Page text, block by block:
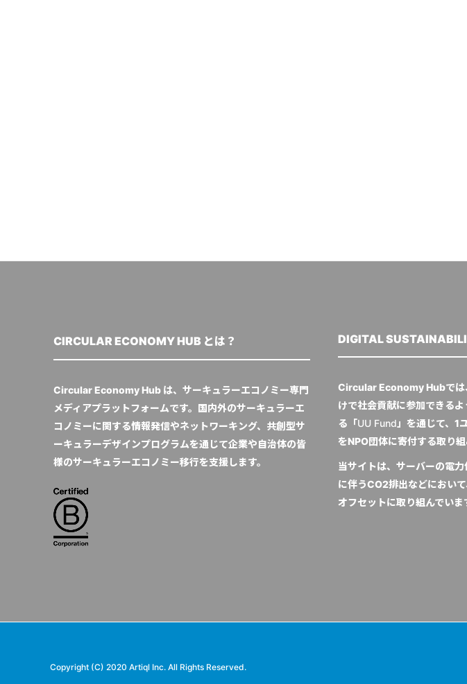
CIRCULAR ECONOMY HUB とは？
Circular Economy Hub は、サーキュラーエコノミー専門
メディアプラットフォームです。国内外のサーキュラーエ
コノミーに関する情報発信やネットワーキング、共創型サ
ーキュラーデザインプログラムを通じて企業や自治体の皆
様のサーキュラーエコノミー移行を支援します。
DIGITAL
Circular Economy Hubでは
けで社会貢献に参加できる
る「UU Fund」を通じて、1
をNPO団体に寄付する取り組
当サイトは、サーバーの電
に伴うCO2排出などにおい
オフセットに取り組んでいま
Copyright (C) 2020 Artiql Inc. All Rights Reserved.